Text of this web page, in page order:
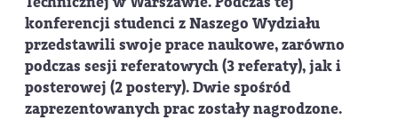
konferencji studenci z Naszego Wydziału
przedstawili swoje prace naukowe, zarówno
podczas sesji referatowych (3 referaty), jak i
posterowej (2 postery). Dwie spośród
zaprezentowanych prac zostały nagrodzone.